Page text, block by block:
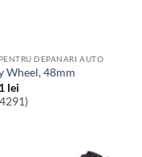
DEPANARI AUTO
Wheel, 48mm
lei